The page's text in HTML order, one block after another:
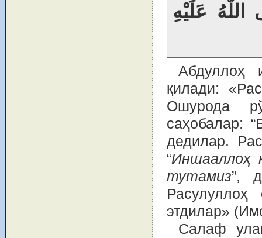
عَلَيْهِ
Абдуллоҳ
қилади:
Ошурода
саҳобалар:
дедилар.
“Иншааллоҳ
тутамиз”,
этдилар»
Салаф